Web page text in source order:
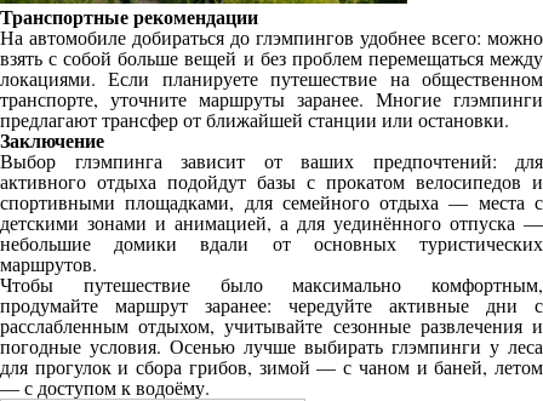
Транспортные рекомендации
На автомобиле добираться до глэмпингов удобнее всего: можно
взять с собой больше вещей и без проблем перемещаться между
локациями. Если планируете путешествие на общественном
транспорте, уточните маршруты заранее. Многие глэмпинги
предлагают трансфер от ближайшей станции или остановки.
Заключение
Выбор глэмпинга зависит от ваших предпочтений: для
активного отдыха подойдут базы с прокатом велосипедов и
спортивными площадками, для семейного отдыха — места с
детскими зонами и анимацией, а для уединённого отпуска —
небольшие домики вдали от основных туристических
маршрутов.
Чтобы путешествие было максимально комфортным,
продумайте маршрут заранее: чередуйте активные дни с
расслабленным отдыхом, учитывайте сезонные развлечения и
погодные условия. Осенью лучше выбирать глэмпинги у леса
для прогулок и сбора грибов, зимой — с чаном и баней, летом
— с доступом к водоёму.